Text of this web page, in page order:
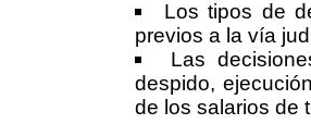
Los tipos de
previos a la vía
Las
despido,
de los salarios de